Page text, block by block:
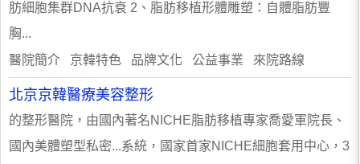
肪細胞集群DNA抗衰 2、脂肪移植形體雕塑：自體脂肪豐
胸...
醫院簡介 京韓特色 品牌文化 公益事業 來院路線
北京京韓醫療美容整形
的整形醫院，由國內著名NICHE脂肪移植專家喬愛軍院長、
國內美體塑型私密...系統，國家首家NICHE細胞套用中心，3